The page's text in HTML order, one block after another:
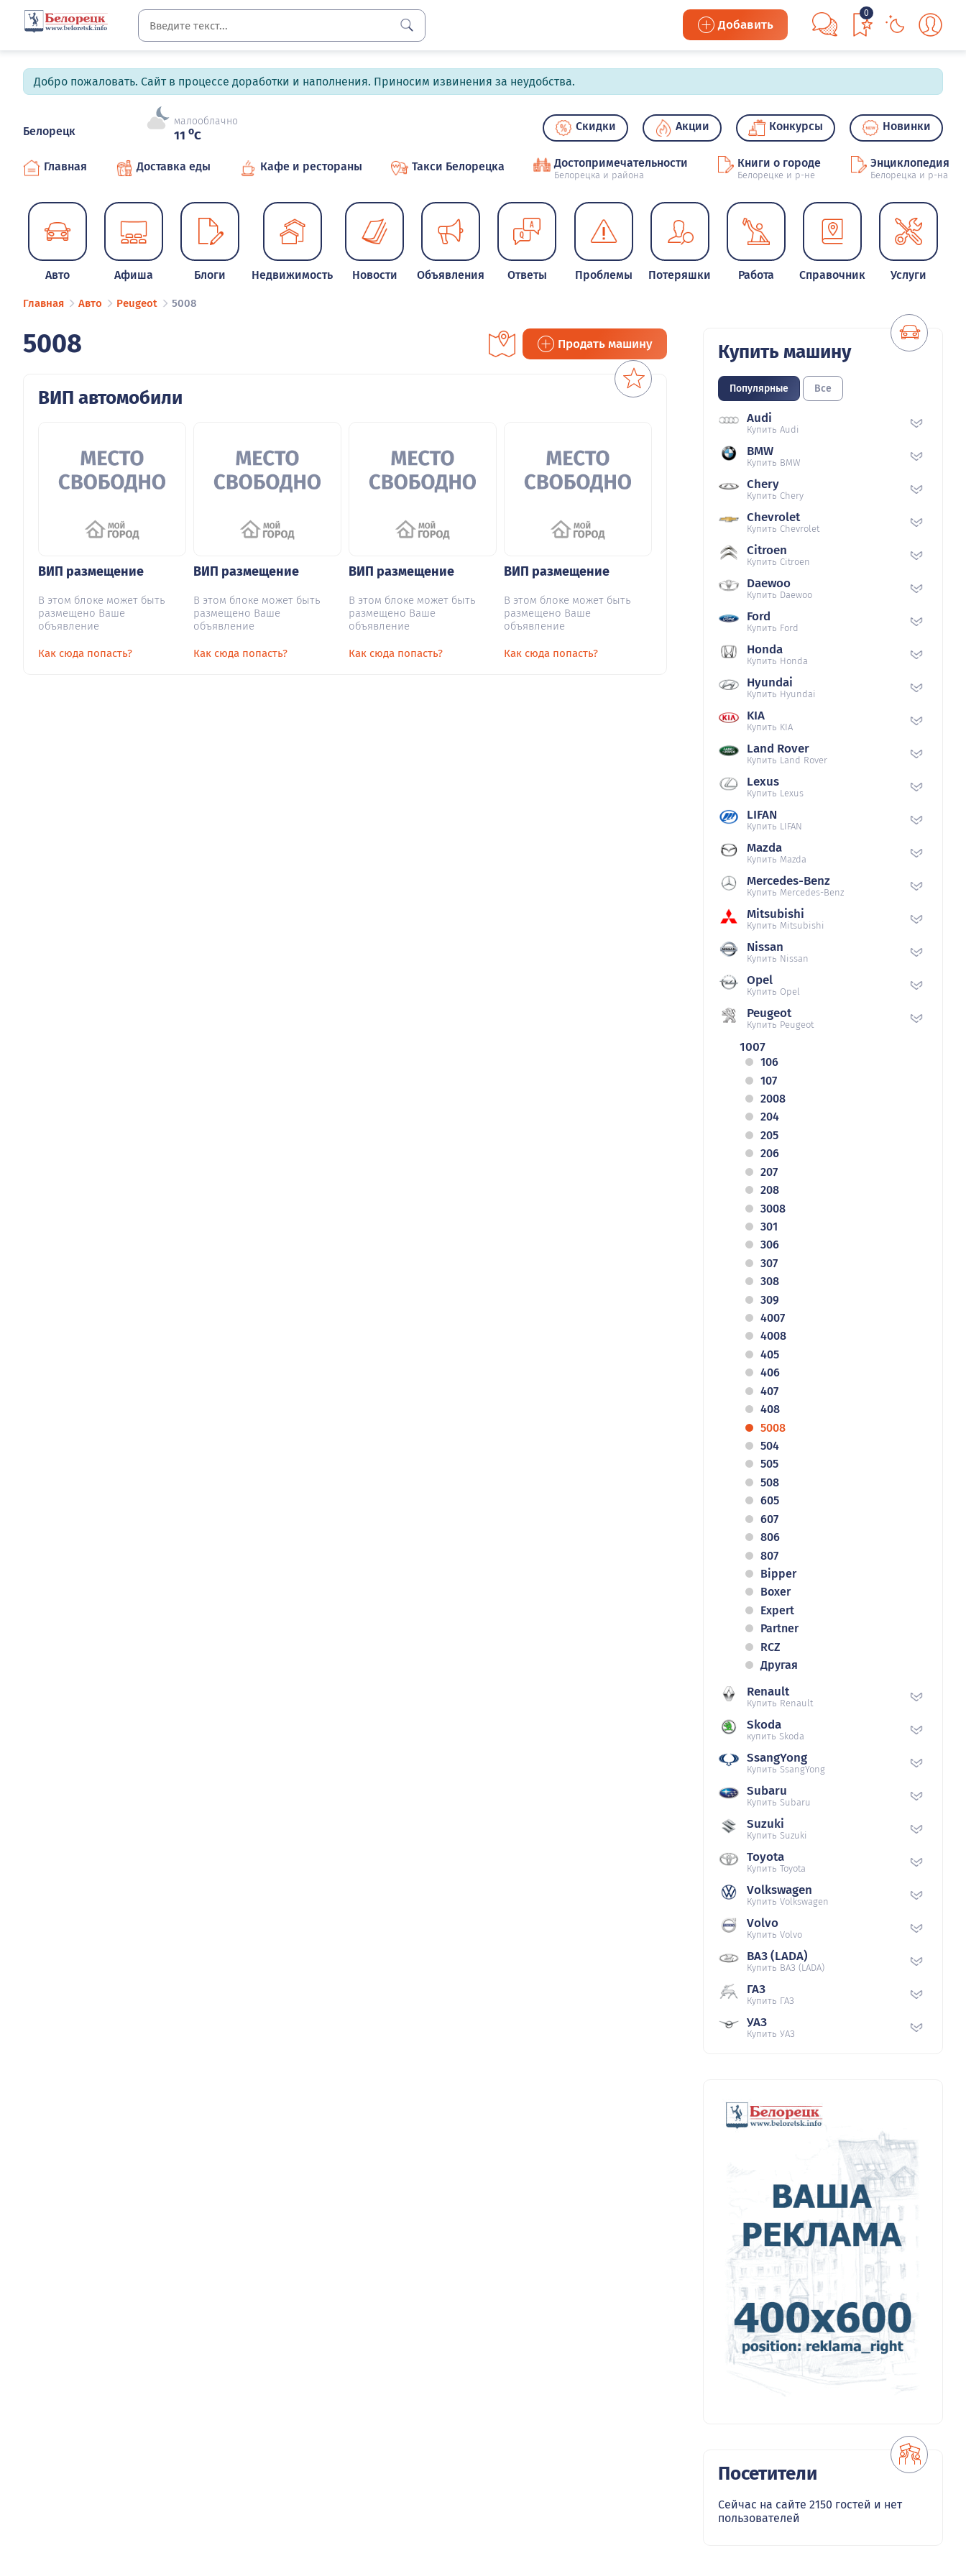
Добавить
0
Добро пожаловать. Сайт в процессе доработки и наполнения. Приносим извинения за неудобства.
Белорецк
малооблачно
11 oC
Скидки Акции Конкурсы Новинки
Главная Доставка еды Кафе и рестораны Такси Белорецка Достопримечательности
Белорецка и района
Книги о городе
Белорецке и р-не
Энциклопедия
Белорецка и р-на
Авто Афиша Блоги Недвижимость Новости Объявления Ответы Проблемы Потеряшки Работа Справочник Услуги
Главная Авто Peugeot 5008
5008 Продать машину
ВИП автомобили
ВИП размещение
В этом блоке может быть
размещено Ваше
объявление
Как сюда попасть?
ВИП размещение
В этом блоке может быть
размещено Ваше
объявление
Как сюда попасть?
ВИП размещение
В этом блоке может быть
размещено Ваше
объявление
Как сюда попасть?
ВИП размещение
В этом блоке может быть
размещено Ваше
объявление
Как сюда попасть?
Купить машину
Популярные Все
Audi
Купить Audi
BMW
Купить BMW
Chery
Купить Chery
Chevrolet
Купить Chevrolet
Citroen
Купить Citroen
Daewoo
Купить Daewoo
Ford
Купить Ford
Honda
Купить Honda
Hyundai
Купить Hyundai
KIA
Купить KIA
Land Rover
Купить Land Rover
Lexus
Купить Lexus
LIFAN
Купить LIFAN
Mazda
Купить Mazda
Mercedes-Benz
Купить Mercedes-Benz
Mitsubishi
Купить Mitsubishi
Nissan
Купить Nissan
Opel
Купить Opel
Peugeot
Купить Peugeot
1007
106
107
2008
204
205
206
207
208
3008
301
306
307
308
309
4007
4008
405
406
407
408
5008
504
505
508
605
607
806
807
Bipper
Boxer
Expert
Partner
RCZ
Другая
Renault
Купить Renault
Skoda
купить Skoda
SsangYong
Купить SsangYong
Subaru
Купить Subaru
Suzuki
Купить Suzuki
Toyota
Купить Toyota
Volkswagen
Купить Volkswagen
Volvo
Купить Volvo
ВАЗ (LADA)
Купить ВАЗ (LADA)
ГАЗ
Купить ГАЗ
УАЗ
Купить УАЗ
Посетители
Сейчас на сайте 2150 гостей и нет
пользователей